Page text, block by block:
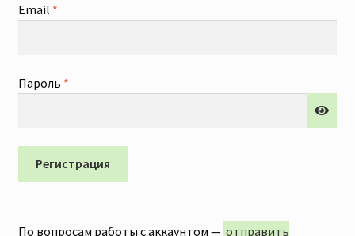
Email *Обязательно
Пароль *Обязательно
Регистрация
По вопросам работы с аккаунтом — отправить